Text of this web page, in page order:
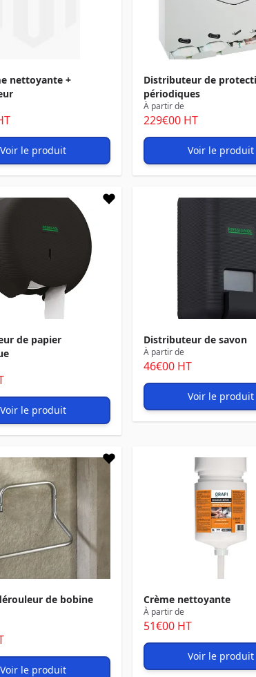
nettoyante +
Voir le produit
Distributeur de
périodiques
À partir de
229€00 HT
Voir le produit
de papier
Voir le produit
Distributeur de savon
À partir de
46€00 HT
Voir le produit
de bobine
Voir le produit
Crème nettoyante
À partir de
51€00 HT
Voir le produit